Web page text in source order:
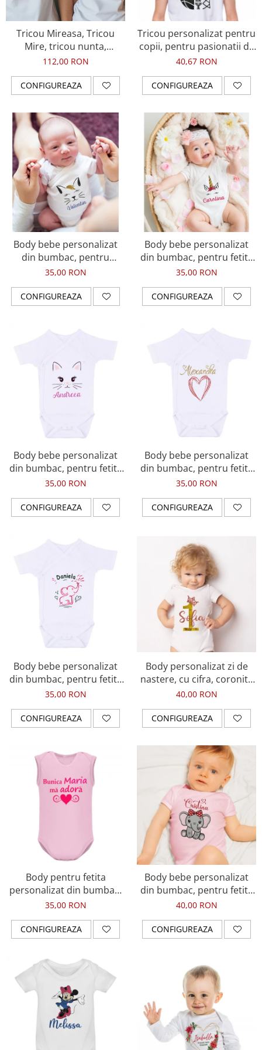
Tablou Personalizat
Tricou Mireasa, Tricou
Mire, tricou nunta,
personalizat cu design
112,00 RON
CONFIGUREAZA
Tricou personalizat pentru
copii, pentru pasionatii de
baschet, cu nume si minge
40,67 RON
CONFIGUREAZA
Body bebe personalizat
din bumbac, pentru
baietel, cu nume si
nascuti
35,00 RON
CONFIGUREAZA
Body bebe personalizat
din bumbac, pentru fetita
cu nume si unicorn, cadou
35,00 RON
CONFIGUREAZA
Body bebe personalizat
din bumbac, pentru fetita
cu nume si pisicuta, cadou
35,00 RON
CONFIGUREAZA
Body bebe personalizat
din bumbac, pentru fetita
cu nume si inima, cadou
35,00 RON
CONFIGUREAZA
Body bebe personalizat
din bumbac, pentru fetita
sau baietel, cu nume si
nascuti BPF5
35,00 RON
CONFIGUREAZA
Body personalizat zi de
nastere, cu cifra, coronita
si numele fetitei
40,00 RON
CONFIGUREAZA
Body pentru fetita
personalizat din bumbac,
Bunica ma adora
35,00 RON
CONFIGUREAZA
Body bebe personalizat
din bumbac, pentru fetita
cu elefantel si nume
40,00 RON
CONFIGUREAZA